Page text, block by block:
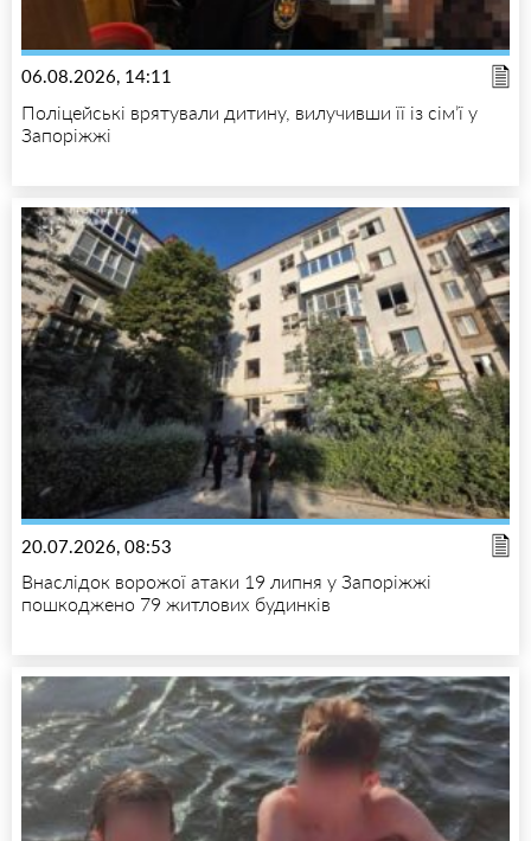
06.08.2026, 14:11
Поліцейські врятували дитину, вилучивши її із сім’ї у
Запоріжжі
20.07.2026, 08:53
Внаслідок ворожої атаки 19 липня у Запоріжжі
пошкоджено 79 житлових будинків